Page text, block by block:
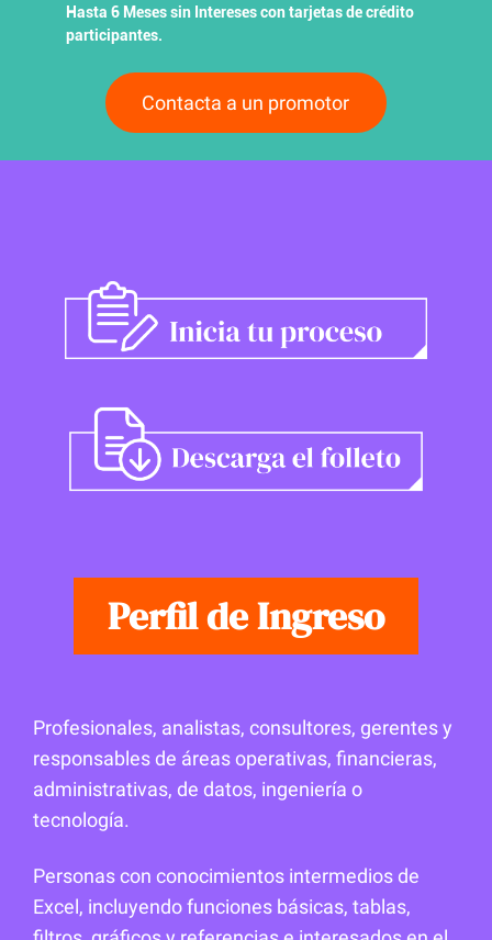
Hasta 6 Meses sin Intereses con tarjetas de crédito
participantes.
Contacta a un promotor
Perfil de Ingreso
Profesionales, analistas, consultores, gerentes y
responsables de áreas operativas, financieras,
administrativas, de datos, ingeniería o
tecnología.
Personas con conocimientos intermedios de
Excel, incluyendo funciones básicas, tablas,